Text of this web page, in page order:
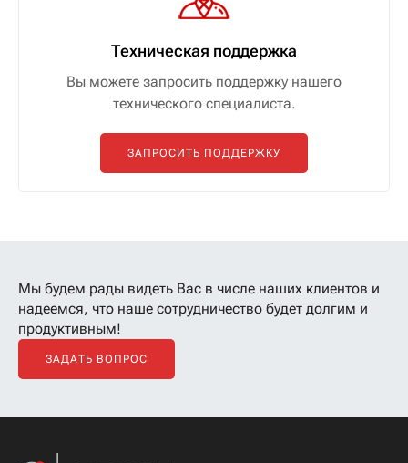
Техническая поддержка
Вы можете запросить поддержку нашего
технического специалиста.
ЗАПРОСИТЬ ПОДДЕРЖКУ
Мы будем рады видеть Вас в числе наших клиентов и
надеемся, что наше сотрудничество будет долгим и
продуктивным!
ЗАДАТЬ ВОПРОС